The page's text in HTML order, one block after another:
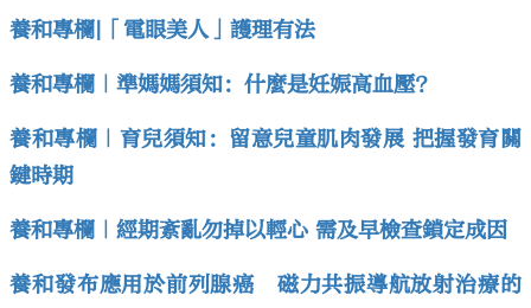
養和專欄|「電眼美人」護理有法
養和專欄｜準媽媽須知：什麼是妊娠高血壓？
養和專欄｜育兒須知：留意兒童肌肉發展 把握發育關
鍵時期
養和專欄｜經期紊亂勿掉以輕心 需及早檢查鎖定成因
養和發布應用於前列腺癌 磁力共振導航放射治療的